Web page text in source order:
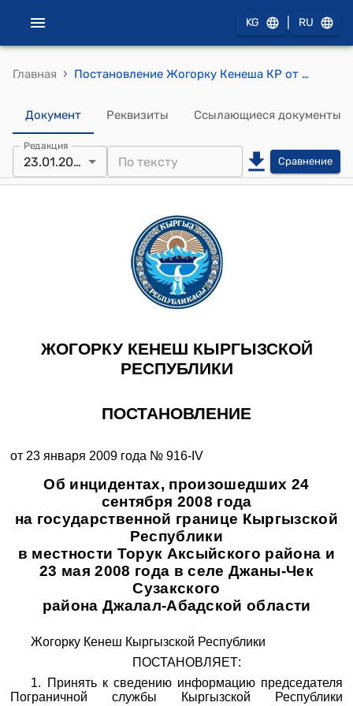
KG RU
Главная › Постановление Жогорку Кенеша КР от 23 января 2009 года № 916-IV "Об инцидентах, произошедших 24 сентября 2008 года на государственной границе Кыргызской Республики в местности Торук Аксыйского района и 23 мая 2008 года в селе Джаны-Чек Сузакского района Джалал-Абадской области"
Документ Реквизиты Ссылающиеся документы
Редакция
23.01.2009 Сравнение